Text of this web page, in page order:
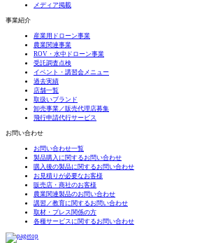
メディア掲載
事業紹介
産業用ドローン事業
農業関連事業
ROV・水中ドローン事業
受託調査点検
イベント・講習会メニュー
過去実績
店舗一覧
取扱いブランド
卸売事業／販売代理店募集
飛行申請代行サービス
お問い合わせ
お問い合わせ一覧
製品購入に関するお問い合わせ
購入後の製品に関するお問い合わせ
お見積りが必要なお客様
販売店・商社のお客様
農業関連製品のお問い合わせ
講習／教育に関するお問い合わせ
取材・プレス関係の方
各種サービスに関するお問い合わせ